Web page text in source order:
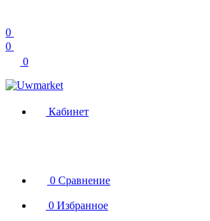
0
0
0
Кабинет
0 Сравнение
0 Избранное